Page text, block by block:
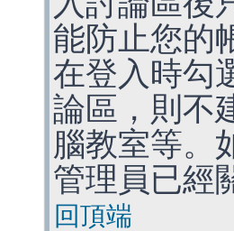
能防止您的
在登入時勾
論區，則不
腦教室等。
管理員已經
回頂端